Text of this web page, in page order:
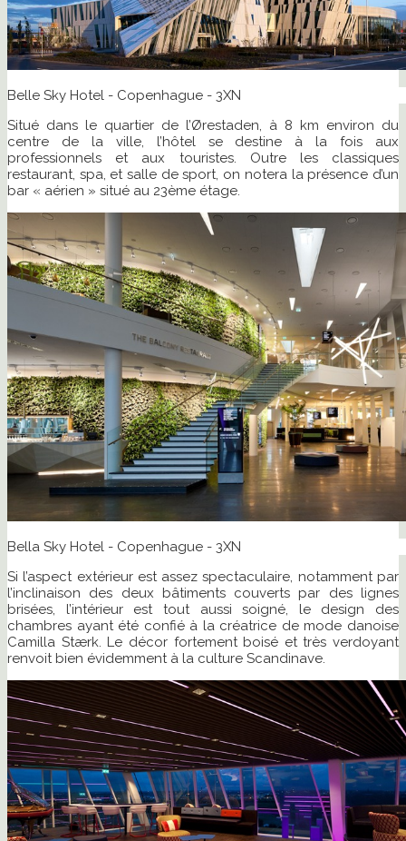
Belle Sky Hotel - Copenhague - 3XN
Situé dans le quartier de l’Ørestaden, à 8 km environ du
centre de la ville, l’hôtel se destine à la fois aux
professionnels et aux touristes. Outre les classiques
restaurant, spa, et salle de sport, on notera la présence d’un
bar « aérien » situé au 23ème étage.
Bella Sky Hotel - Copenhague - 3XN
Si l’aspect extérieur est assez spectaculaire, notamment par
l’inclinaison des deux bâtiments couverts par des lignes
brisées, l’intérieur est tout aussi soigné, le design des
chambres ayant été confié à la créatrice de mode danoise
Camilla Stærk. Le décor fortement boisé et très verdoyant
renvoit bien évidemment à la culture Scandinave.